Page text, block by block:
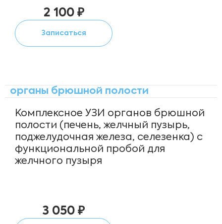
2 100 ₽
Записаться
органы брюшной полости
Комплексное УЗИ органов брюшной
полости (печень, желчный пузырь,
поджелудочная железа, селезенка) с
функциональной пробой для
желчного пузыря
3 050 ₽